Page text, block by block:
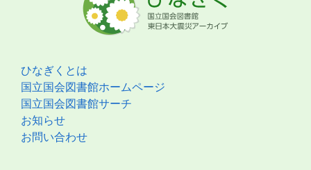
ひなぎくとは
国立国会図書館ホームページ
国立国会図書館サーチ
お知らせ
お問い合わせ